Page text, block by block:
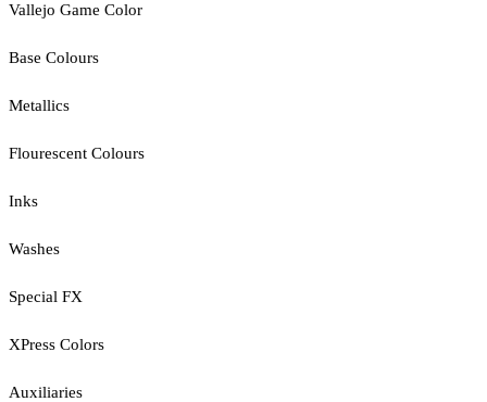
Vallejo Game Color
Base Colours
Metallics
Flourescent Colours
Inks
Washes
Special FX
XPress Colors
Auxiliaries